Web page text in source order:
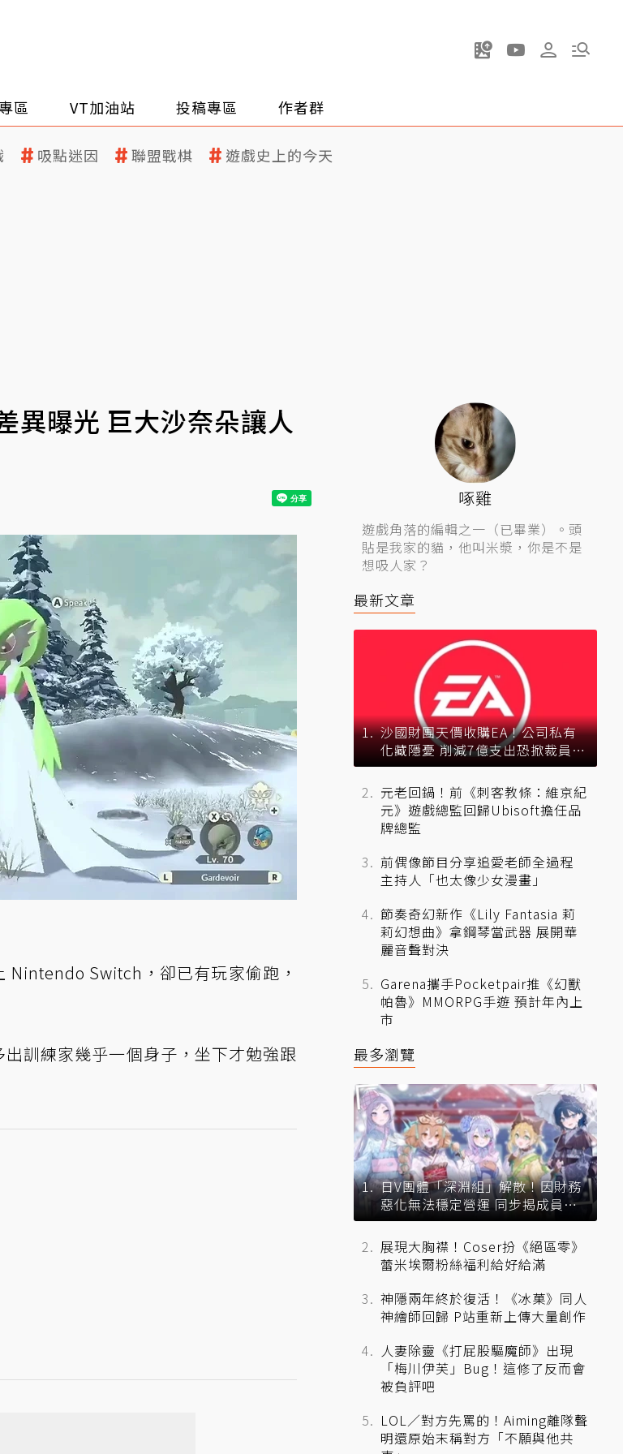
區 VT加油站 投稿專區 作者群
吸點迷因 聯盟戰棋 遊戲史上的今天
異曝光 巨大沙奈朵讓人
Nintendo Switch，卻已有玩家偷跑，
訓練家幾乎一個身子，坐下才勉強跟
啄雞
遊戲角落的編輯之一（已畢業）。頭
貼是我家的貓，他叫米漿，你是不是
想吸人家？
最新文章
沙國財團天價收購EA！公司私有
化藏隱憂 削減7億支出恐掀裁員風
暴？
元老回鍋！前《刺客教條：維京紀
元》遊戲總監回歸Ubisoft擔任品
牌總監
前偶像節目分享追愛老師全過程
主持人「也太像少女漫畫」
節奏奇幻新作《Lily Fantasia 莉
莉幻想曲》拿鋼琴當武器 展開華
麗音聲對決
Garena攜手Pocketpair推《幻獸
帕魯》MMORPG手遊 預計年內上
市
最多瀏覽
日V團體「深淵組」解散！因財務
惡化無法穩定營運 同步揭成員未
來去向
展現大胸襟！Coser扮《絕區零》
蕾米埃爾粉絲福利給好給滿
神隱兩年終於復活！《冰菓》同人
神繪師回歸 P站重新上傳大量創作
人妻除靈《打屁股驅魔師》出現
「梅川伊芙」Bug！這修了反而會
被負評吧
LOL／對方先罵的！Aiming離隊聲
明還原始末稱對方「不願與他共